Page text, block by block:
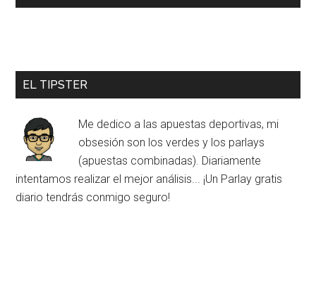
EL TIPSTER
Me dedico a las apuestas deportivas, mi
obsesión son los verdes y los parlays
(apuestas combinadas). Diariamente
intentamos realizar el mejor análisis... ¡Un Parlay gratis
diario tendrás conmigo seguro!